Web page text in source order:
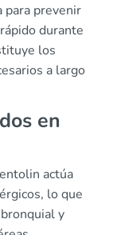
para prevenir
durante
los
a largo
en
actúa
lo que
y